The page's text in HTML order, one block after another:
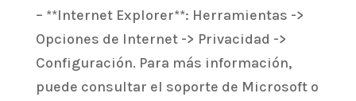
– **Internet Explorer**: Herramientas ->
Opciones de Internet -> Privacidad ->
Configuración. Para más información,
puede consultar el soporte de Microsoft o